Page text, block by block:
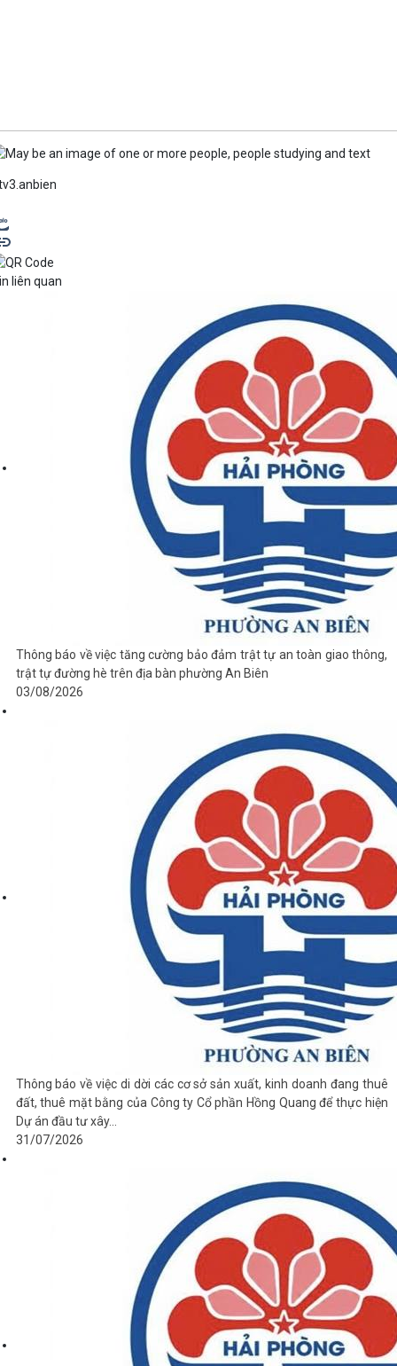
liên quan
Thông báo về việc tăng cường bảo đảm trật tự an toàn giao thông,
trật tự đường hè trên địa bàn phường An Biên
03/08/2026
Thông báo về việc di dời các cơ sở sản xuất, kinh doanh đang thuê
đất, thuê mặt bằng của Công ty Cổ phần Hồng Quang để thực hiện
Dự án đầu tư xây...
31/07/2026